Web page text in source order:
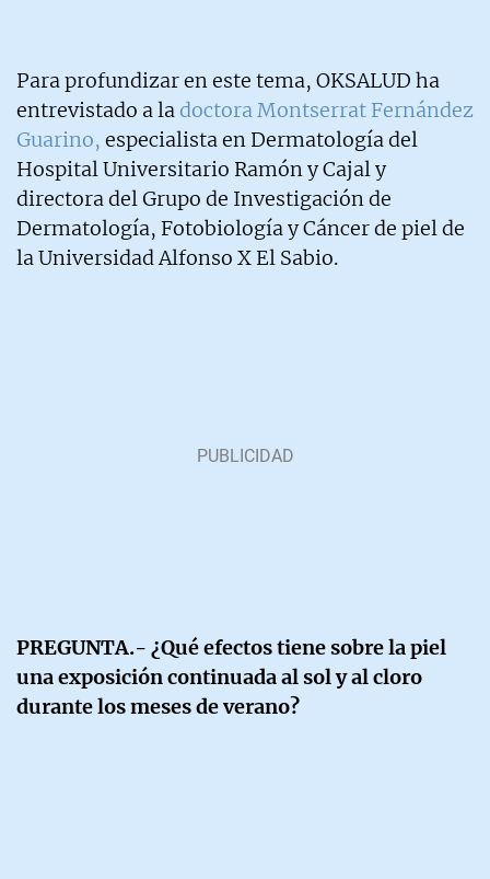
Para profundizar en este tema, OKSALUD ha
entrevistado a la doctora Montserrat Fernández
Guarino, especialista en Dermatología del
Hospital Universitario Ramón y Cajal y
directora del Grupo de Investigación de
Dermatología, Fotobiología y Cáncer de piel de
la Universidad Alfonso X El Sabio.
PREGUNTA.- ¿Qué efectos tiene sobre la piel
una exposición continuada al sol y al cloro
durante los meses de verano?